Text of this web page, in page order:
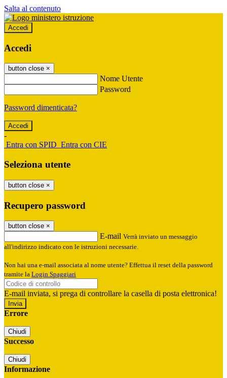
Salta al contenuto
Accedi
Accedi
button close ×
Nome Utente
Password
Password dimenticata?
-
Entra con SPID Entra con CIE
Seleziona utente
button close ×
Recupero password
button close ×
E-mail Verrà inviato un messaggio
all'indirizzo indicato con le istruzioni necessarie.
Non hai una e-mail associata al nome utente? Effettua il reset della password
tramite la Login Spaggiari
E-mail inviata, si prega di controllare la casella di posta elettronica!
Errore
Chiudi
Successo
Chiudi
Informazione